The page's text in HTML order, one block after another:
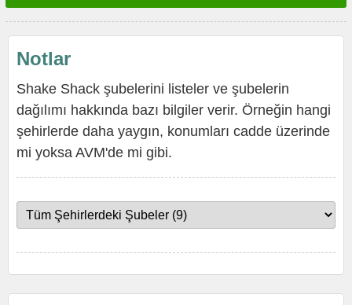
Notlar
Shake Shack şubelerini listeler ve şubelerin
dağılımı hakkında bazı bilgiler verir. Örneğin hangi
şehirlerde daha yaygın, konumları cadde üzerinde
mi yoksa AVM'de mi gibi.